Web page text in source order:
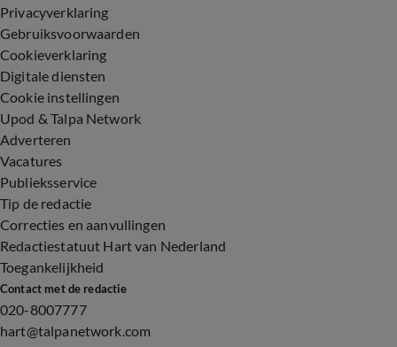
Privacyverklaring
Gebruiksvoorwaarden
Cookieverklaring
Digitale diensten
Cookie instellingen
Upod & Talpa Network
Adverteren
Vacatures
Publieksservice
Tip de redactie
Correcties en aanvullingen
Redactiestatuut Hart van Nederland
Toegankelijkheid
Contact met de redactie
020-8007777
hart@talpanetwork.com